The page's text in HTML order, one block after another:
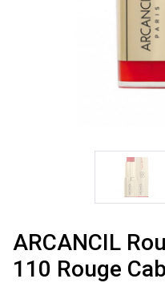
ARCANCIL
110 Rouge